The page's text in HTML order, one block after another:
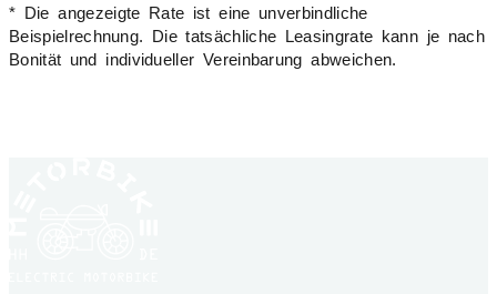
* Die angezeigte Rate ist eine unverbindliche
Beispielrechnung. Die tatsächliche Leasingrate kann je nach
Bonität und individueller Vereinbarung abweichen.